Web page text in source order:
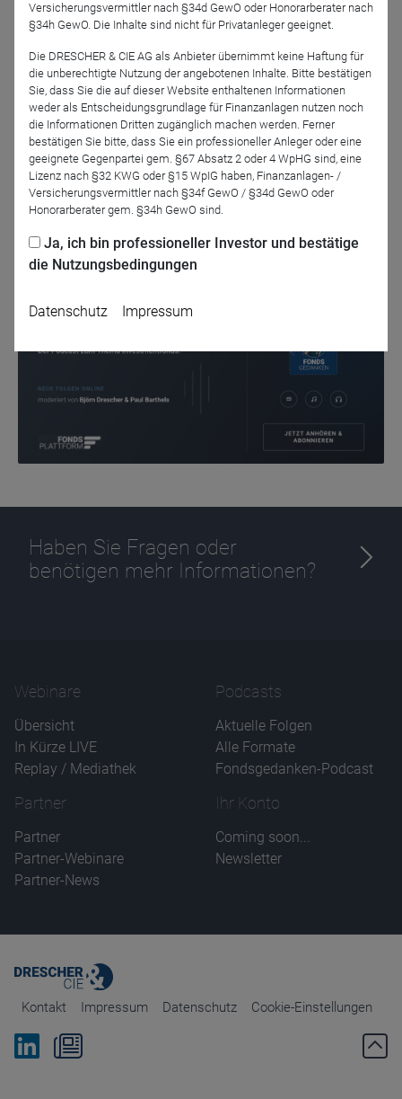
Bei derAmundi Investment Konferenz – der
Expertenkonferenz für Berater, Investoren und Analysten
– analysieren wir die aktuellen Entwicklungen im US-
Wahlkampf und blicken auf die Zeit danach. Profitieren Sie
von 120 Minuten geballtem Programm mit Prognosen,
Analysen und wichtigen Impulsen!
Jetzt für das Partner-Webinar anmelden
Zurück
Haben Sie Fragen oder
benötigen mehr Informationen?
Webinare
Übersicht
In Kürze LIVE
Replay / Mediathek
Podcasts
Aktuelle Folgen
Alle Formate
Fondsgedanken-Podcast
Partner
Partner
Partner-Webinare
Partner-News
Ihr Konto
Coming soon...
Newsletter
Kontakt Impressum Datenschutz Cookie-Einstellungen
Bei Linkedin folgen
Zum Newsletter anmelden
Versicherungsvermittler nach §34d GewO oder Honorarberater nach
§34h GewO. Die Inhalte sind nicht für Privatanleger geeignet.
Die DRESCHER & CIE AG als Anbieter übernimmt keine Haftung für
die unberechtigte Nutzung der angebotenen Inhalte. Bitte bestätigen
Sie, dass Sie die auf dieser Website enthaltenen Informationen
weder als Entscheidungsgrundlage für Finanzanlagen nutzen noch
die Informationen Dritten zugänglich machen werden. Ferner
bestätigen Sie bitte, dass Sie ein professioneller Anleger oder eine
geeignete Gegenpartei gem. §67 Absatz 2 oder 4 WpHG sind, eine
Lizenz nach §32 KWG oder §15 WpIG haben, Finanzanlagen- /
Versicherungsvermittler nach §34f GewO / §34d GewO oder
Honorarberater gem. §34h GewO sind.
Ja, ich bin professioneller Investor und bestätige
die Nutzungsbedingungen
Datenschutz Impressum